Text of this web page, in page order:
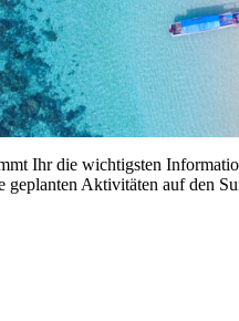
Ihr die wichtigsten
Aktivitäten auf den